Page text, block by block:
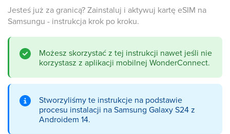
Jesteś już za granicą? Zainstaluj i aktywuj kartę eSIM na
Samsungu - instrukcja krok po kroku.
Możesz skorzystać z tej instrukcji nawet jeśli nie
korzystasz z aplikacji mobilnej WonderConnect.
Stworzyliśmy te instrukcje na podstawie
procesu instalacji na Samsung Galaxy S24 z
Androidem 14.